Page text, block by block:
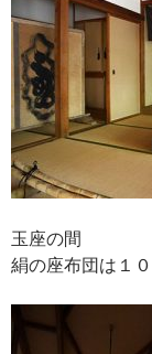
玉座の間
絹の座布団は１